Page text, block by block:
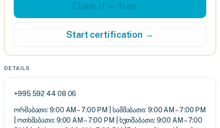
Claim it — free →
Start certification →
DETAILS
+995 592 44 08 06
ორშაბათი: 9:00 AM – 7:00 PM | სამშაბათი: 9:00 AM – 7:00 PM
| ოთხშაბათი: 9:00 AM – 7:00 PM | ხუთშაბათი: 9:00 AM – 7:00